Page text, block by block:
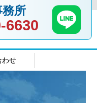
所
6630
わせ